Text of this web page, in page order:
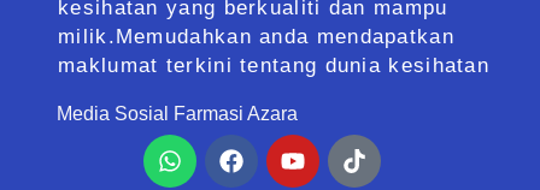
kesihatan yang berkualiti dan mampu
milik.Memudahkan anda mendapatkan
maklumat terkini tentang dunia kesihatan
Media Sosial Farmasi Azara
WhatsappFacebook
YoutubeTiktok